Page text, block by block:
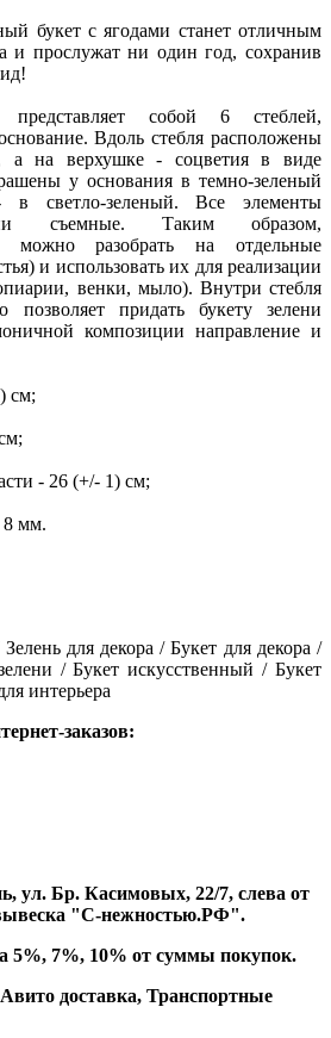
букет с ягодами станет отличным
и прослужат ни один год, сохранив
представляет собой 6 стеблей,
Вдоль стебля расположены
а на верхушке - соцветия в виде
у основания в темно-зеленый
светло-зеленый. Все элементы
съемные. Таким образом,
можно разобрать на отдельные
и использовать их для реализации
венки, мыло). Внутри стебля
позволяет придать букету зелени
композиции направление и
см;
- 26 (+/- 1) см;
8 мм.
для декора / Букет для декора /
/ Букет искусственный / Букет
интерьера
заказов:
ул. Бр. Касимовых, 22/7, слева от
"С-нежностью.РФ".
5%, 7%, 10% от суммы покупок.
доставка, Транспортные